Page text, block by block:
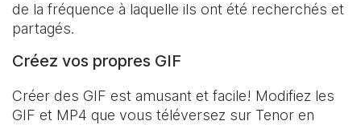
de la fréquence à laquelle ils ont été recherchés et
partagés.
Créez vos propres GIF
Créer des GIF est amusant et facile! Modifiez les
GIF et MP4 que vous téléversez sur Tenor en